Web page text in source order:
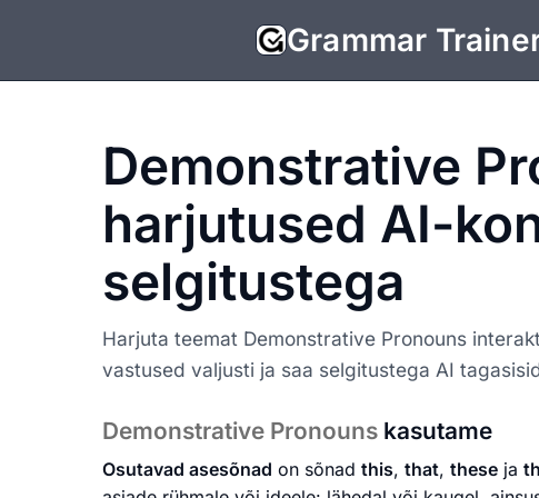
Grammar
Demonstrative
harjutused AI-
selgitustega
Harjuta teemat Demonstrative Pronouns
vastused valjusti ja saa selgitustega AI
Demonstrative Pronouns kasutame
Osutavad asesõnad on sõnad this, that, these ja